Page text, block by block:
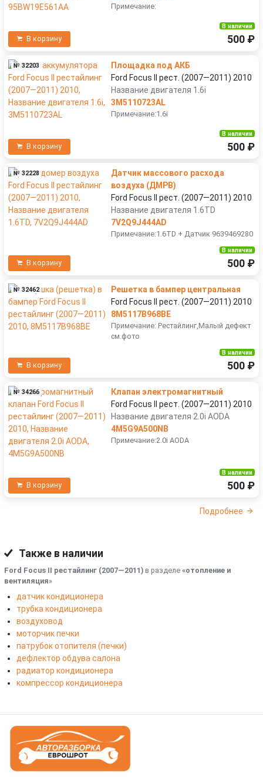
Примечание:
В корзину
В наличии
500 ₽
№ 32203
Площадка под АКБ
Ford Focus II рест. (2007—2011) 2010
Название двигателя 1.6i
3M5110723AL
Примечание:1.6i
В корзину
В наличии
500 ₽
№ 32228
Датчик массового расхода
воздуха (ДМРВ)
Ford Focus II рест. (2007—2011) 2010
Название двигателя 1.6TD
7V2Q9J444AD
Примечание:1.6TD + Датчик 9639469280
В корзину
В наличии
500 ₽
№ 32462
Решетка в бампер центральная
Ford Focus II рест. (2007—2011) 2010
8M5117B968BE
Примечание: Рестайлинг,Малый дефект
см.фото
В корзину
В наличии
500 ₽
№ 34266
Клапан электромагнитный
Ford Focus II рест. (2007—2011) 2010
Название двигателя 2.0i AODA
4M5G9A500NB
Примечание:2.0i AODA
В корзину
В наличии
500 ₽
Подробнее
Также в наличии
Ford Focus II рестайлинг (2007—2011) в разделе «отопление и
вентиляция»
датчик кондиционера
трубка кондиционера
воздуховод
моторчик печки
патрубок отопителя (печки)
дефлектор обдува салона
радиатор кондиционера
компрессор кондиционера